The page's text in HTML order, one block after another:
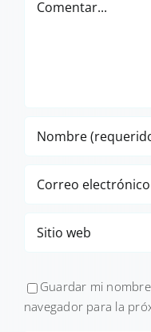
Guardar mi
navegador para la